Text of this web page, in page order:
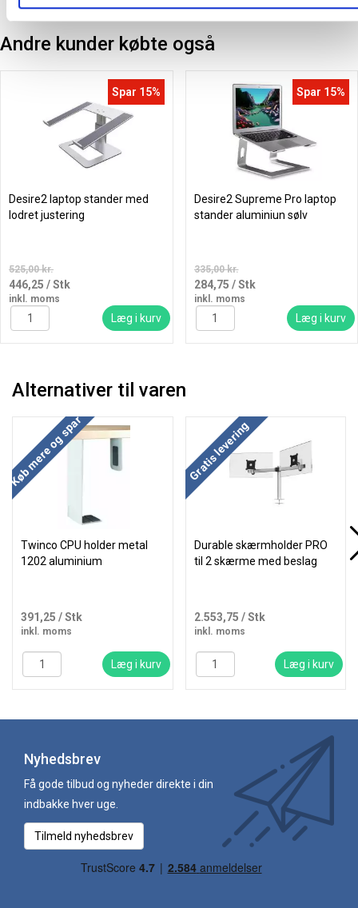
Andre kunder købte også
Spar 15%
Desire2 laptop stander med
lodret justering
525,00 kr.
446,25 / Stk
inkl. moms
Læg i kurv
Spar 15%
Desire2 Supreme Pro laptop
stander aluminiun sølv
335,00 kr.
284,75 / Stk
inkl. moms
Læg i kurv
Alternativer til varen
Køb mere og spar
Twinco CPU holder metal
1202 aluminium
391,25 / Stk
inkl. moms
Læg i kurv
Gratis levering
Durable skærmholder PRO
til 2 skærme med beslag
2.553,75 / Stk
inkl. moms
Læg i kurv
Nyhedsbrev
Få gode tilbud og nyheder direkte i din
indbakke hver uge.
Tilmeld nyhedsbrev